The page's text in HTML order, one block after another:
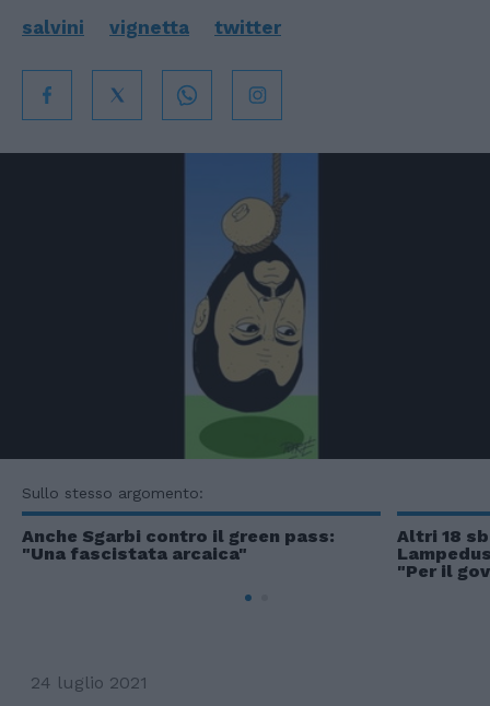
salvini vignetta twitter
Sullo stesso argomento:
Anche Sgarbi contro il green pass:
"Una fascistata arcaica"
Altri 18
"Per il
24 luglio 2021